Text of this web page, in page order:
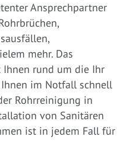
Ansprechpartner
mehr. Das
Ihnen rund um die Ihr
im Notfall schnell
Rohrreinigung in
von Sanitären
ist in jedem Fall für